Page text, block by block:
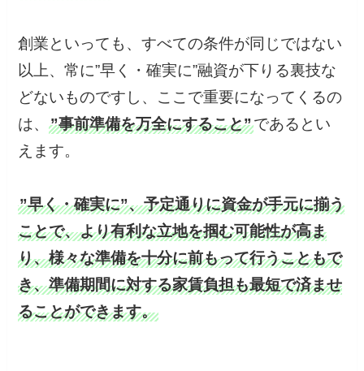
創業といっても、すべての条件が同じではない
以上、常に”早く・確実に”融資が下りる裏技な
どないものですし、ここで重要になってくるの
は、”事前準備を万全にすること”であるとい
えます。
”早く・確実に”、予定通りに資金が手元に揃う
ことで、より有利な立地を掴む可能性が高ま
り、様々な準備を十分に前もって行うこともで
き、準備期間に対する家賃負担も最短で済ませ
ることができます。